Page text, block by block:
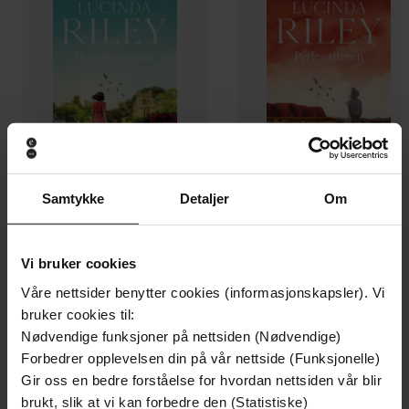
Samtykke Detaljer Om
Vi bruker cookies
Våre nettsider benytter cookies (informasjonskapsler). Vi
bruker cookies til:
Nødvendige funksjoner på nettsiden (Nødvendige)
Forbedrer opplevelsen din på vår nettside (Funksjonelle)
Gir oss en bedre forståelse for hvordan nettsiden vår blir
brukt, slik at vi kan forbedre den (Statistiske)
249,-
Lucinda Riley
EBOK EBOK
Forfattere Lori Nelson Spielman(forfatter),Kirsti